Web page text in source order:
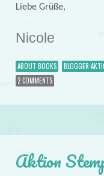
Liebe Grüße,
Nicole
ABOUT BOOKS BLOGGER-
2 COMMENTS
Aktion